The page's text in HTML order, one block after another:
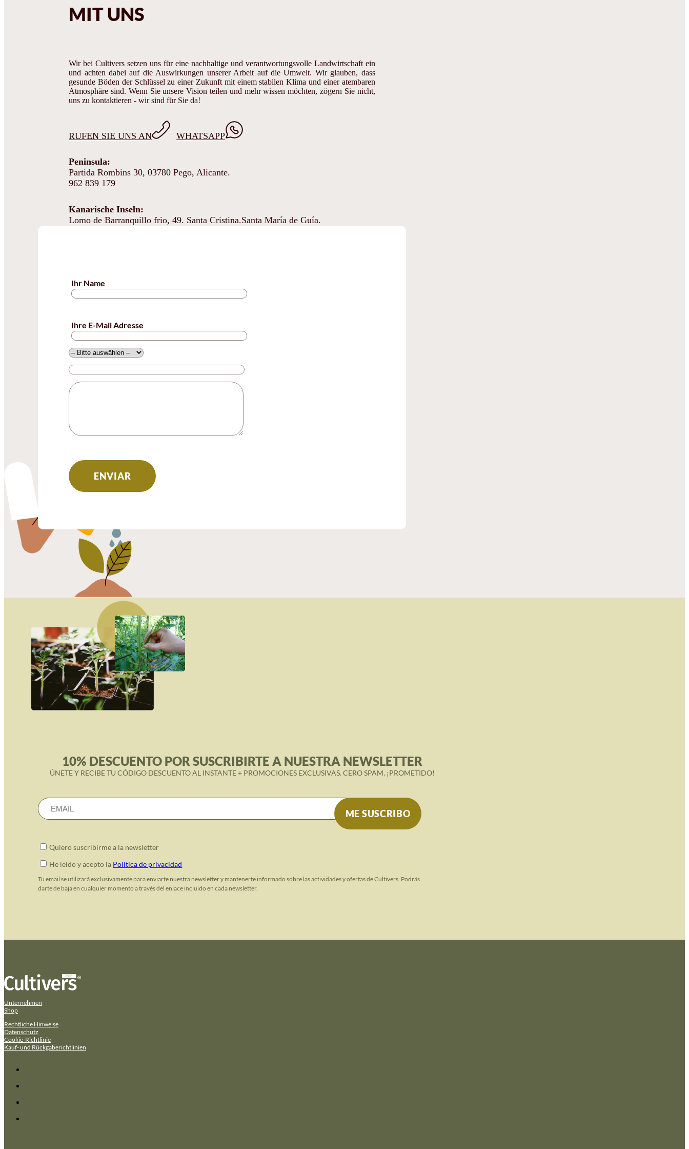
MIT UNS
Wir bei Cultivers setzen uns für eine nachhaltige und verantwortungsvolle Landwirtschaft ein
und achten dabei auf die Auswirkungen unserer Arbeit auf die Umwelt. Wir glauben, dass
gesunde Böden der Schlüssel zu einer Zukunft mit einem stabilen Klima und einer atembaren
Atmosphäre sind. Wenn Sie unsere Vision teilen und mehr wissen möchten, zögern Sie nicht,
uns zu kontaktieren - wir sind für Sie da!
RUFEN SIE UNS AN WHATSAPP
Peninsula:
Partida Rombins 30, 03780 Pego, Alicante.
962 839 179
Kanarische Inseln:
Lomo de Barranquillo frio, 49. Santa Cristina.Santa María de Guía.
Ihr Name
Ihre E-Mail Adresse
10% DESCUENTO POR SUSCRIBIRTE A NUESTRA NEWSLETTER
ÚNETE Y RECIBE TU CÓDIGO DESCUENTO AL INSTANTE + PROMOCIONES EXCLUSIVAS. CERO SPAM, ¡PROMETIDO!
Quiero suscribirme a la newsletter
He leido y acepto la Política de privacidad
Tu email se utilizará exclusivamente para enviarte nuestra newsletter y mantenerte informado sobre las actividades y ofertas de Cultivers. Podrás
darte de baja en cualquier momento a través del enlace incluido en cada newsletter.
Unternehmen
Shop
Rechtliche Hinweise
Datenschutz
Cookie-Richtlinie
Kauf- und Rückgaberichtlinien